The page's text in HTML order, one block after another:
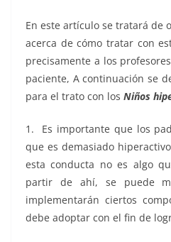
En este artículo se tratará de
acerca de cómo tratar con
precisamente a los
paciente, A continuación se
para el trato con los Niños
1. Es importante que los
que es demasiado
esta conducta no es algo
partir de ahí, se puede
implementarán ciertos
debe adoptar con el fin de